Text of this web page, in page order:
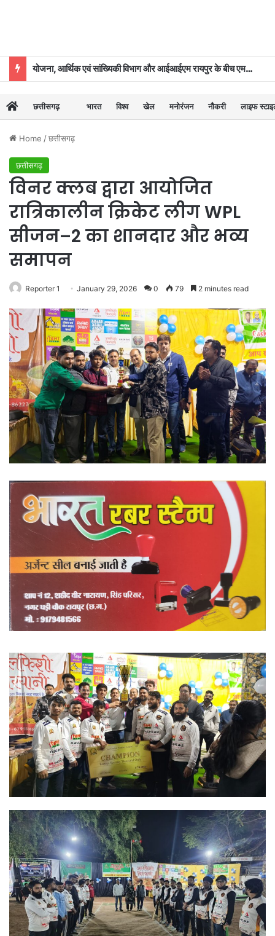
योजना, आर्थिक एवं सांख्यिकी विभाग और आईआईएम रायपुर के बीच एमओयू
छत्तीसगढ़ भारत विश्व खेल मनोरंजन नौकरी लाइफ
Home /छत्तीसगढ़
छत्तीसगढ़
विनर क्लब द्वारा आयोजित
रात्रिकालीन क्रिकेट लीग WPL
सीजन–2 का शानदार और भव्य
समापन
Reporter 1 January 29, 2026 0 79 2 minutes read